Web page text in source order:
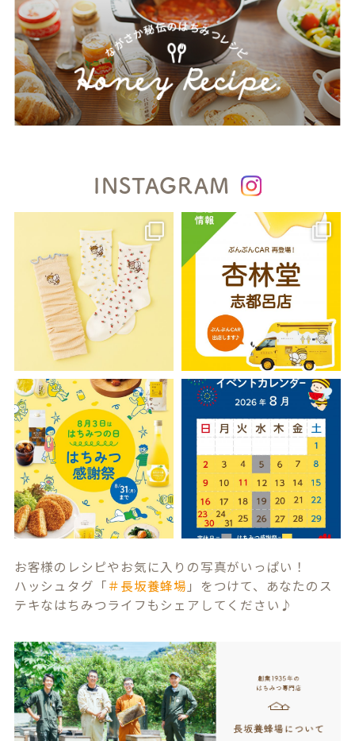
INSTAGRAM
お客様のレシピやお気に入りの写真がいっぱい！
ハッシュタグ「＃長坂養蜂場 」をつけて、あなたのス
テキなはちみつライフもシェアしてください♪